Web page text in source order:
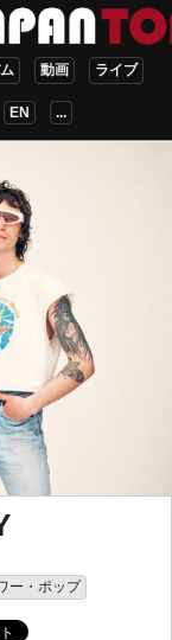
動画 ライブ
EN ...
ー・ポップ